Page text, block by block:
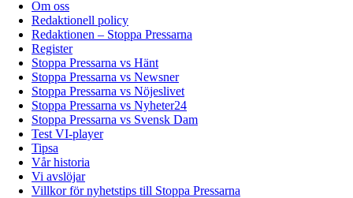
Om oss
Redaktionell policy
Redaktionen – Stoppa Pressarna
Register
Stoppa Pressarna vs Hänt
Stoppa Pressarna vs Newsner
Stoppa Pressarna vs Nöjeslivet
Stoppa Pressarna vs Nyheter24
Stoppa Pressarna vs Svensk Dam
Test VI-player
Tipsa
Vår historia
Vi avslöjar
Villkor för nyhetstips till Stoppa Pressarna